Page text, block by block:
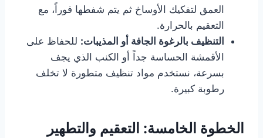
العمق لتفكيك الأوساخ ثم يتم شفطها فوراً، مع
التعقيم بالحرارة.
التنظيف بالرغوة الجافة أو المذيبات: للحفاظ على
الأقمشة الحساسة جداً أو الكنب الذي يجف
بسرعة، نستخدم مواد تنظيف متطورة لا تخلف
رطوبة كبيرة.
الخطوة الخامسة: التعقيم والتطهير